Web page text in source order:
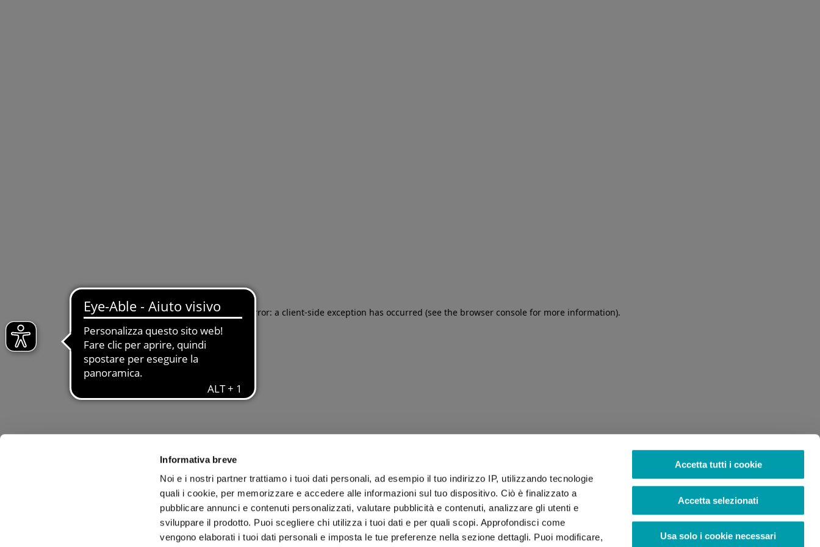
Informativa breve
Noi e i nostri partner trattiamo i tuoi dati personali, ad esempio il tuo indirizzo IP, utilizzando tecnologie
quali i cookie, per memorizzare e accedere alle informazioni sul tuo dispositivo. Ciò è finalizzato a
pubblicare annunci e contenuti personalizzati, valutare pubblicità e contenuti, analizzare gli utenti e
sviluppare il prodotto. Puoi scegliere chi utilizza i tuoi dati e per quali scopi. Approfondisci come
vengono elaborati i tuoi dati personali e imposta le tue preferenze nella sezione dettagli. Puoi modificare,
Accetta tutti i cookie
Accetta selezionati
Usa solo i cookie necessari
Application error: a client-side exception has occurred (see the browser console for more information).